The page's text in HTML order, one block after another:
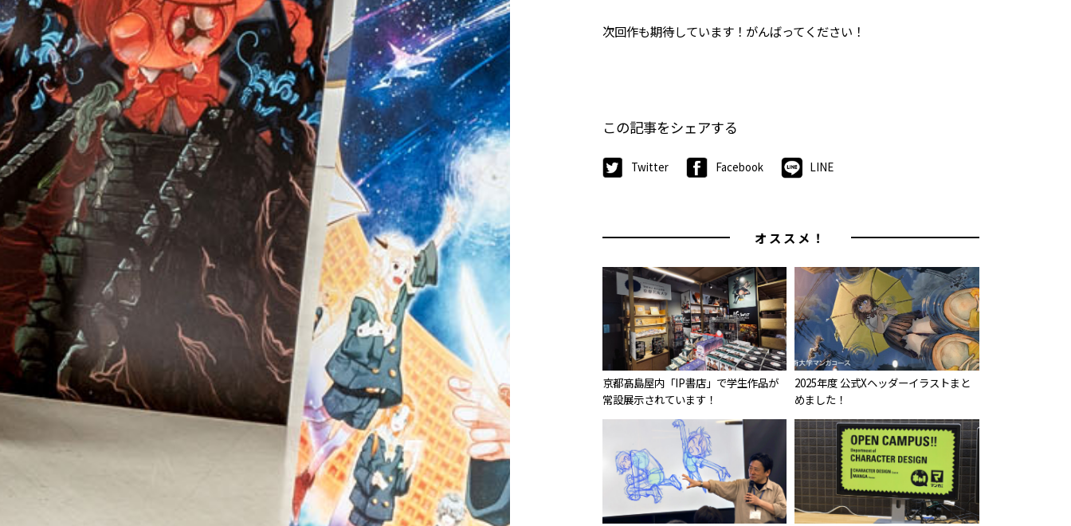
次回作も期待しています！がんばってください！
この記事をシェアする
Twitter Facebook LINE
オススメ！
京都髙島屋内「IP書店」で学生作品が
常設展示されています！
2025年度 公式Xヘッダーイラストまと
めました！